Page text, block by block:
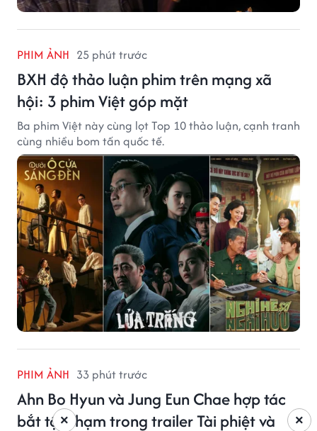
PHIM ẢNH 25 phút trước
BXH độ thảo luận phim trên mạng xã
hội: 3 phim Việt góp mặt
Ba phim Việt này cùng lọt Top 10 thảo luận, cạnh tranh
cùng nhiều bom tấn quốc tế.
PHIM ẢNH 33 phút trước
Ahn Bo Hyun và Jung Eun Chae hợp tác
bắt tội phạm trong trailer Tài phiệt và
×
×